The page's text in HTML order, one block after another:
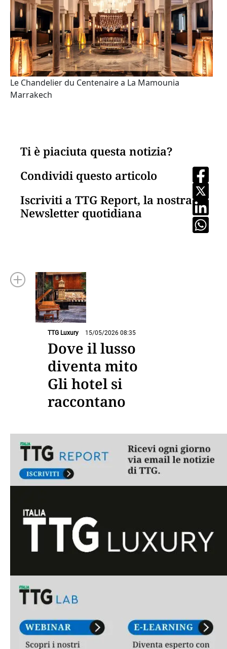
Le Chandelier du Centenaire a La Mamounia
Marrakech
Ti è piaciuta questa notizia?
Condividi questo articolo
Iscriviti a TTG Report, la nostra
Newsletter quotidiana
TTG Luxury 15/05/2026 08:35
Dove il lusso
diventa mito
Gli hotel si
raccontano